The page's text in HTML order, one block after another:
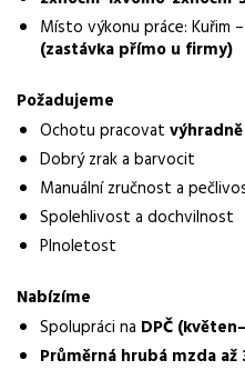
Lokalita nabídky
Brno
Zaměstnavatel / agentura
Manuvia DreamJob s.r.o.
Typ úvazku
Mzda
Směny
noční směny
Místo výkonu práce: Kuřim –
(zastávka přímo u firmy)
Požadujeme
Ochotu pracovat
Dobrý zrak a barvocit
Manuální zručnost a
Spolehlivost a dochvilnost
Plnoletost
Nabízíme
Spolupráci na DPČ
Průměrná hrubá mzda až